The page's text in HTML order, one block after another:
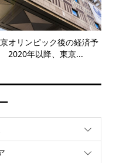
オリンピック後の経済予
2020年以降、東京...